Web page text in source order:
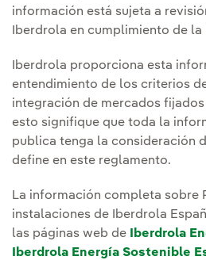
información está sujeta a
Iberdrola en cumplimiento de
Iberdrola proporciona esta
entendimiento de los criterios
integración de mercados fijados
esto signifique que toda la
publica tenga la consideración
define en este reglamento.
La información completa sobre
instalaciones de Iberdrola
las páginas web de
Iberdrola
Iberdrola Energía Sostenible